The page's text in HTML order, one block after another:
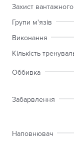
Захист
Групи м'язів
Виконання
Кількість
Оббивка
Забарвлення
Наповнювач